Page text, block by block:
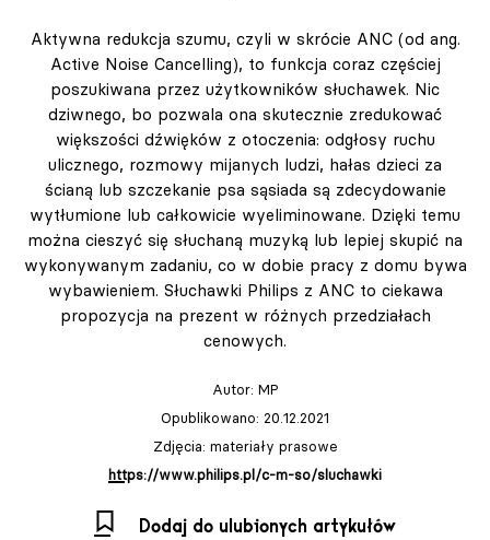
Aktywna redukcja szumu, czyli w skrócie ANC (od ang.
Active Noise Cancelling), to funkcja coraz częściej
poszukiwana przez użytkowników słuchawek. Nic
dziwnego, bo pozwala ona skutecznie zredukować
większości dźwięków z otoczenia: odgłosy ruchu
ulicznego, rozmowy mijanych ludzi, hałas dzieci za
ścianą lub szczekanie psa sąsiada są zdecydowanie
wytłumione lub całkowicie wyeliminowane. Dzięki temu
można cieszyć się słuchaną muzyką lub lepiej skupić na
wykonywanym zadaniu, co w dobie pracy z domu bywa
wybawieniem. Słuchawki Philips z ANC to ciekawa
propozycja na prezent w różnych przedziałach
cenowych.
Autor: MP
Opublikowano: 20.12.2021
Zdjęcia: materiały prasowe
https://www.philips.pl/c-m-so/sluchawki
Dodaj do ulubionych artykułów